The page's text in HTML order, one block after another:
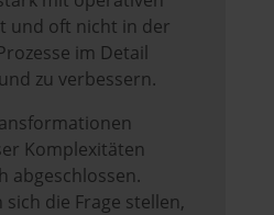
und oft nicht in der
im Detail
zu verbessern.
Komplexitäten
abgeschlossen.
sich die Frage stellen,